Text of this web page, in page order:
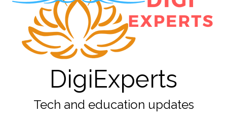
DigiExperts
Tech and education updates